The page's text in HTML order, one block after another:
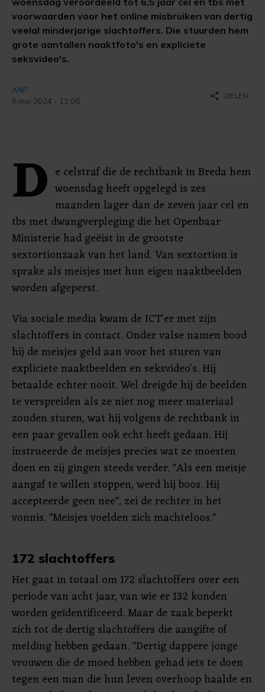
voorwaarden voor het online misbruiken van dertig
veelal minderjarige slachtoffers. Die stuurden hem
grote aantallen naaktfoto's en expliciete
seksvideo's.
ANP
8 mei 2024 - 11:08
share DELEN
D e celstraf die de rechtbank in Breda hem
woensdag heeft opgelegd is zes
maanden lager dan de zeven jaar cel en
tbs met dwangverpleging die het Openbaar
Ministerie had geëist in de grootste
sextortionzaak van het land. Van sextortion is
sprake als meisjes met hun eigen naaktbeelden
worden afgeperst.
Via sociale media kwam de ICT'er met zijn
slachtoffers in contact. Onder valse namen bood
hij de meisjes geld aan voor het sturen van
expliciete naaktbeelden en seksvideo's. Hij
betaalde echter nooit. Wel dreigde hij de beelden
te verspreiden als ze niet nog meer materiaal
zouden sturen, wat hij volgens de rechtbank in
een paar gevallen ook echt heeft gedaan. Hij
instrueerde de meisjes precies wat ze moesten
doen en zij gingen steeds verder. "Als een meisje
aangaf te willen stoppen, werd hij boos. Hij
accepteerde geen nee", zei de rechter in het
vonnis. "Meisjes voelden zich machteloos."
172 slachtoffers
Het gaat in totaal om 172 slachtoffers over een
periode van acht jaar, van wie er 132 konden
worden geïdentificeerd. Maar de zaak beperkt
zich tot de dertig slachtoffers die aangifte of
melding hebben gedaan. "Dertig dappere jonge
vrouwen die de moed hebben gehad iets te doen
tegen een man die hun leven overhoop haalde en